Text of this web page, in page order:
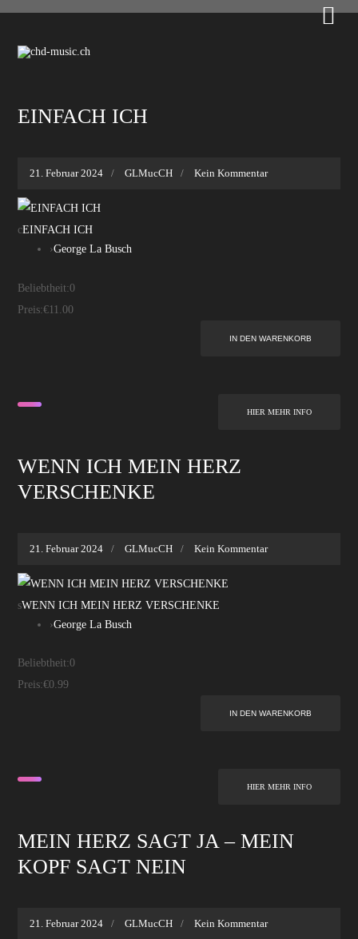

EINFACH ICH
21. Februar 2024 GLMucCH Kein Kommentar
cEINFACH ICH
›George La Busch
Beliebtheit:0
Preis:€11.00
HIER MEHR INFO
WENN ICH MEIN HERZ
VERSCHENKE
21. Februar 2024 GLMucCH Kein Kommentar
sWENN ICH MEIN HERZ VERSCHENKE
›George La Busch
Beliebtheit:0
Preis:€0.99
HIER MEHR INFO
MEIN HERZ SAGT JA – MEIN
KOPF SAGT NEIN
21. Februar 2024 GLMucCH Kein Kommentar